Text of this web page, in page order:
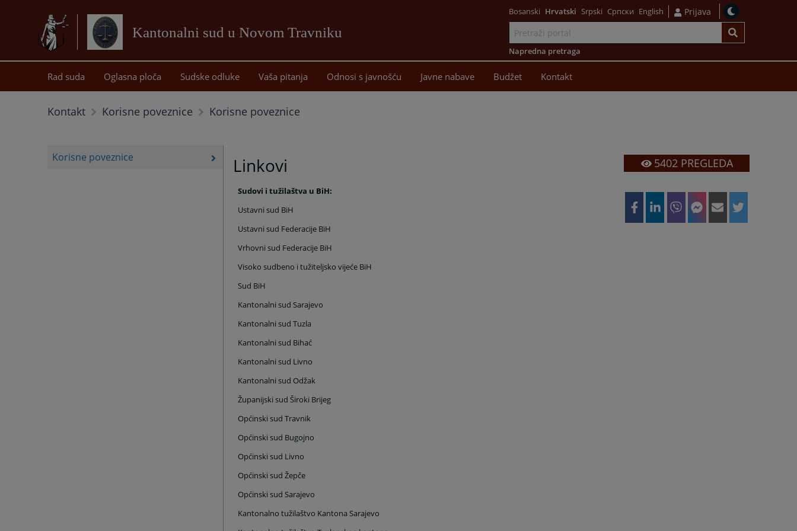
Kantonalni sud u Novom Travniku
sadržaj
Bosanski Hrvatski Srpski Српски English Prijava
Napredna pretraga
Rad suda Oglasna ploča Sudske odluke Vaša pitanja Odnosi s javnošću Javne nabave Budžet Kontakt
Kontakt Korisne poveznice Korisne poveznice
Korisne poveznice Linkovi
Sudovi i tužilaštva u BiH:
Ustavni sud BiH
Ustavni sud Federacije BiH
Vrhovni sud Federacije BiH
Visoko sudbeno i tužiteljsko vijeće BiH
Sud BiH
Kantonalni sudSarajevo
Kantonalni sudTuzla
Kantonalni sud Bihać
Kantonalni sud Livno
Kantonalni sud Odžak
Županijski sud Široki Brijeg
Općinski sud Travnik
Općinski sud Bugojno
Općinski sud Livno
Općinski sud Žepče
Općinski sudSarajevo
Kantonalno tužilaštvo Kantona Sarajevo
5402PREGLEDA